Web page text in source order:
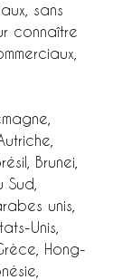
sans
connaître
Brunei,
unis,
Unis,
Hong-